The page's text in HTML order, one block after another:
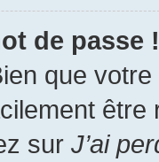
de passe !
que
sur J’ai